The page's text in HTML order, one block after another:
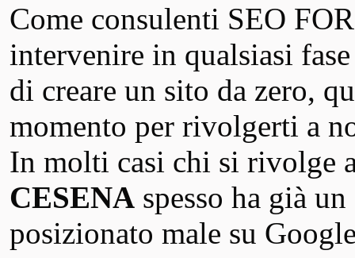
Come consulenti SEO
intervenire in qualsiasi
di creare un sito da zero,
momento per rivolgerti a
In molti casi chi si rivolge
CESENA spesso ha già
posizionato male su